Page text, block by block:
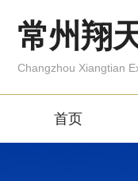
常州翔
Changzhou Xiangtian
首页